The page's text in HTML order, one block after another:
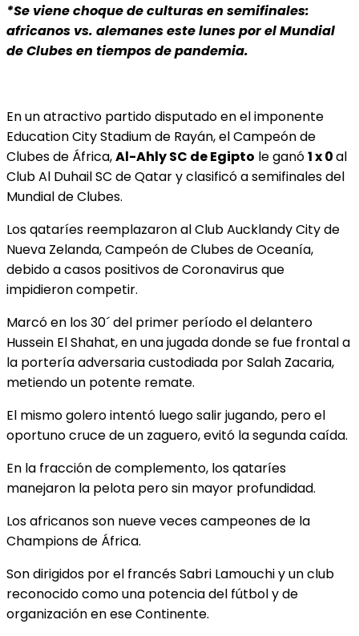
*Se viene choque de culturas en semifinales:
africanos vs. alemanes este lunes por el Mundial
de Clubes en tiempos de pandemia.
En un atractivo partido disputado en el imponente
Education City Stadium de Rayán, el Campeón de
Clubes de África,Al-Ahly SC de Egipto le ganó1 x 0al
Club Al Duhail SC de Qatar y clasificó a semifinales del
Mundial de Clubes.
Los qataríes reemplazaron al Club Aucklandy City de
Nueva Zelanda, Campeón de Clubes de Oceanía,
debido a casos positivos de Coronavirus que
impidieron competir.
Marcó en los 30´ del primer período el delantero
Hussein El Shahat, en una jugada donde se fue frontal a
la portería adversaria custodiada por Salah Zacaria,
metiendo un potente remate.
El mismo golero intentó luego salir jugando, pero el
oportuno cruce de un zaguero, evitó la segunda caída.
En la fracción de complemento, los qataríes
manejaron la pelota pero sin mayor profundidad.
Los africanos son nueve veces campeones de la
Champions de África.
Son dirigidos por el francés Sabri Lamouchi y un club
reconocido como una potencia del fútbol y de
organización en ese Continente.